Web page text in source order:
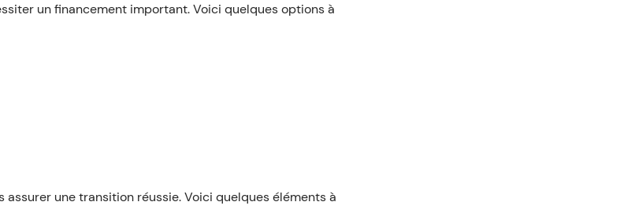
un financement important. Voici quelques options à
une transition réussie. Voici quelques éléments à